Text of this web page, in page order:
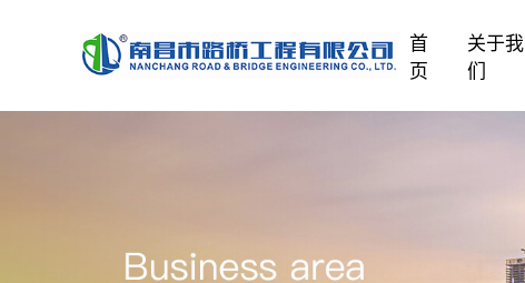
首
页
关于我
们